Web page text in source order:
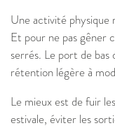
Une activité physique
Et pour ne pas gêner
serrés. Le port de
rétention légère à
Le mieux est de fuir
estivale, éviter les